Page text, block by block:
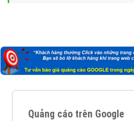
Quảng cáo trên Google